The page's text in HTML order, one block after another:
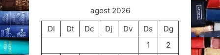
agost 2026
Dl
Dt Dc Dj Dv Ds
Dg
1
2